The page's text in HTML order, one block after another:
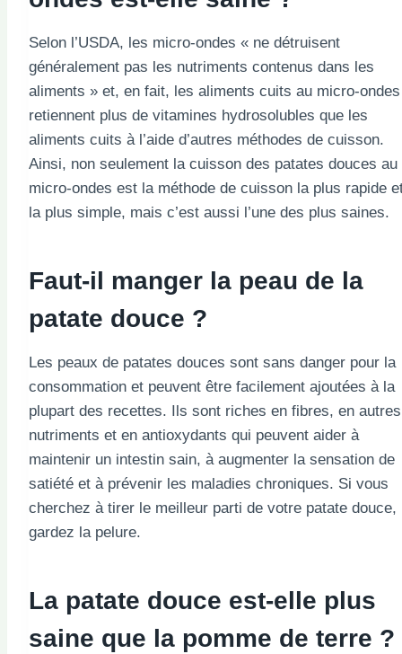
Selon l’USDA, les micro-ondes « ne détruisent
généralement pas les nutriments contenus dans les
aliments » et, en fait, les aliments cuits au micro-ondes
retiennent plus de vitamines hydrosolubles que les
aliments cuits à l’aide d’autres méthodes de cuisson.
Ainsi, non seulement la cuisson des patates douces au
micro-ondes est la méthode de cuisson la plus rapide
la plus simple, mais c’est aussi l’une des plus saines.
Faut-il manger la peau de la
patate douce ?
Les peaux de patates douces sont sans danger pour la
consommation et peuvent être facilement ajoutées à la
plupart des recettes. Ils sont riches en fibres, en autres
nutriments et en antioxydants qui peuvent aider à
maintenir un intestin sain, à augmenter la sensation de
satiété et à prévenir les maladies chroniques. Si vous
cherchez à tirer le meilleur parti de votre patate douce,
gardez la pelure.
La patate douce est-elle plus
saine que la pomme de terre ?